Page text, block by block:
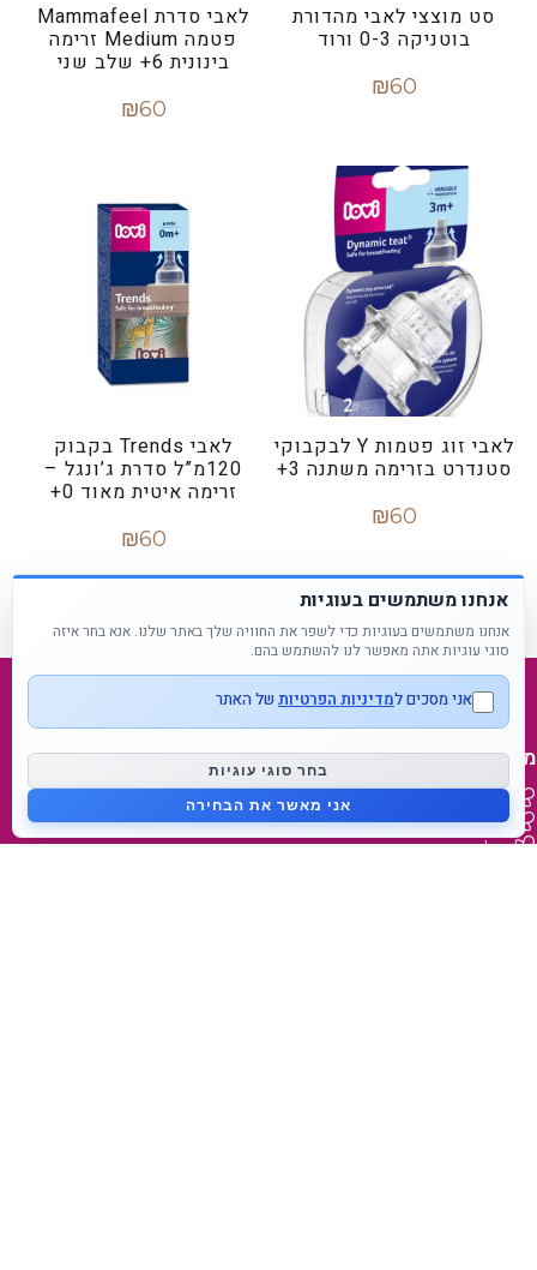
סט מוצצי לאבי מהדורת
בוטניקה 0-3 ורוד
₪60
לאבי סדרת Mammafeel
פטמה Medium זרימה
בינונית 6+ שלב שני
₪60
לאבי זוג פטמות Y לבקבוקי
סטנדרט בזרימה משתנה 3+
₪60
לאבי Trends בקבוק
120מ”ל סדרת ג’ונגל –
זרימה איטית מאוד 0+
₪60
הוספה לסל
מפת אתר
נעים להכיר
בלוג
אנחנו משתמשים בעוגיות
אנחנו משתמשים בעוגיות כדי לשפר את החוויה שלך באתר שלנו. אנא בחר איזה
סוגי עוגיות אתה מאפשר לנו להשתמש בהם.
אני מסכים למדיניות הפרטיות של האתר
בחר סוגי עוגיות
אני מאשר את הבחירה